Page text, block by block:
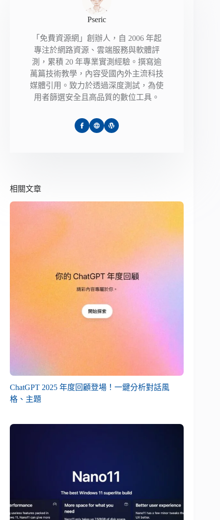
Pseric
「免費資源網」創辦人，自 2006 年起
專注於網路資源、雲端服務與軟體評
測，累積 20 年專業實測經驗。撰寫逾
萬篇技術教學，內容受國內外主流科技
媒體引用。致力於透過深度測試，為使
用者篩選安全且高品質的數位工具。
相關文章
ChatGPT 2025 年度回顧登場！一鍵分析對話風
格、主題